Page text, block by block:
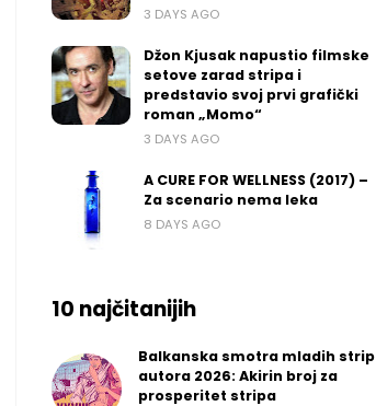
3 DAYS AGO
Džon Kjusak napustio filmske
setove zarad stripa i
predstavio svoj prvi grafički
roman „Momo“
3 DAYS AGO
A CURE FOR WELLNESS (2017) –
Za scenario nema leka
8 DAYS AGO
10 najčitanijih
Balkanska smotra mladih strip
autora 2026: Akirin broj za
prosperitet stripa